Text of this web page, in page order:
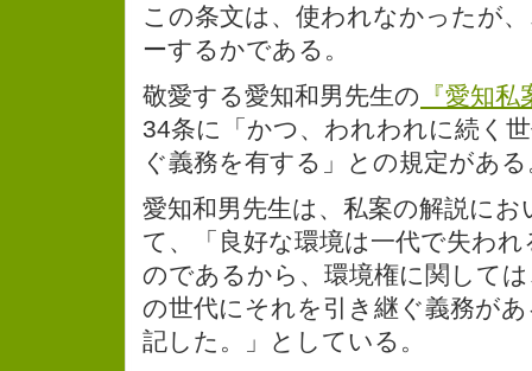
この条文は、使われなかったが
ーするかである。
敬愛する愛知和男先生の 『愛知私
34条に「かつ、われわれに続く
ぐ義務を有する」との規定がある
愛知和男先生は、私案の解説に
て、「良好な環境は一代で失わ
のであるから、環境権に関して
の世代にそれを引き継ぐ義務が
記した。」としている。